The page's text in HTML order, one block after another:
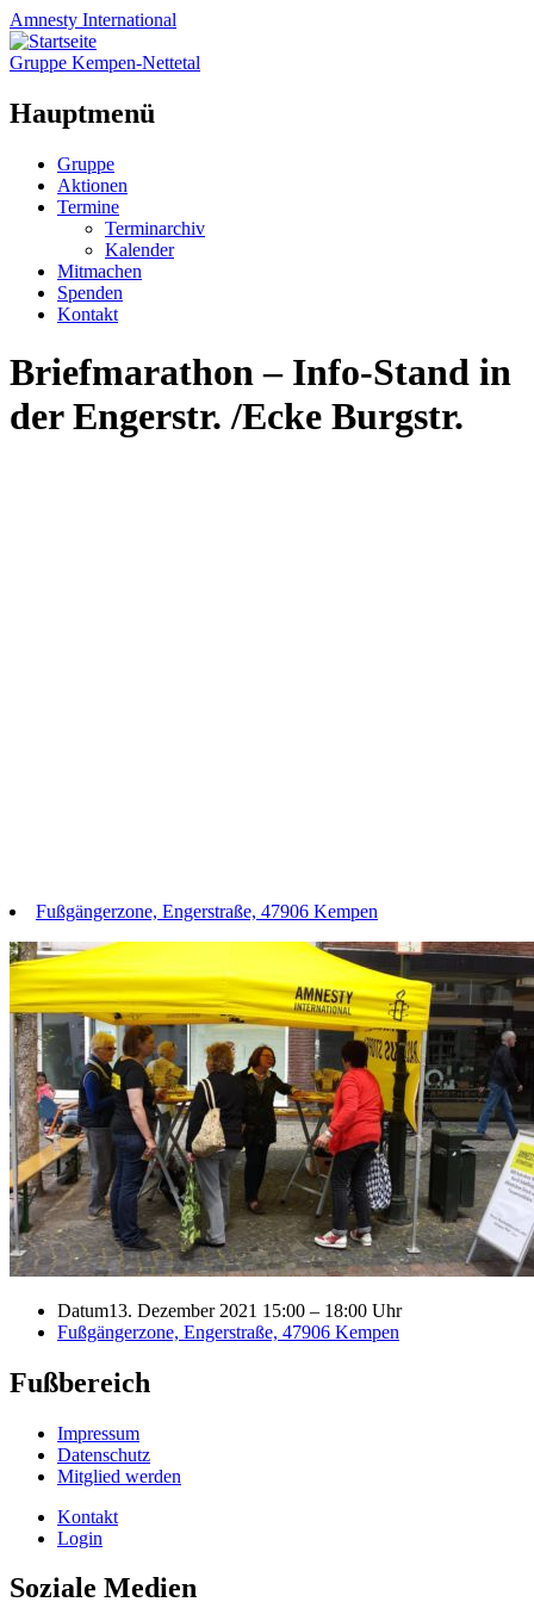
Amnesty International
Gruppe Kempen-Nettetal
Hauptmenü
Zum
Inhalt
springen
Gruppe
Aktionen
Termine
Terminarchiv
Kalender
Mitmachen
Spenden
Kontakt
Briefmarathon – Info-Stand in
der Engerstr. /Ecke Burgstr.
Fußgängerzone, Engerstraße, 47906 Kempen
Datum13. Dezember 2021 15:00 – 18:00 Uhr
Fußgängerzone, Engerstraße, 47906 Kempen
Fußbereich
Impressum
Datenschutz
Mitglied werden
Kontakt
Login
Soziale Medien